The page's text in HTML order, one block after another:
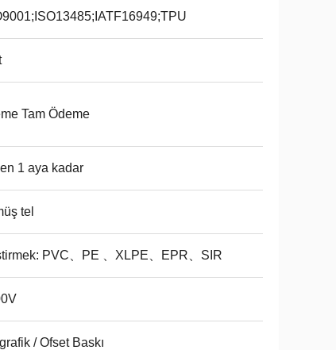
Tam Ödeme
1 aya kadar
tel
PVC、PE 、XLPE、EPR、SIR
/ Ofset Baskı